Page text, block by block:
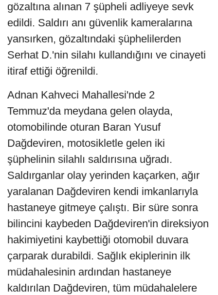
gözaltına alınan 7 şüpheli adliyeye sevk
edildi. Saldırı anı güvenlik kameralarına
yansırken, gözaltındaki şüphelilerden
Serhat D.'nin silahı kullandığını ve cinayeti
itiraf ettiği öğrenildi.
Adnan Kahveci Mahallesi'nde 2
Temmuz'da meydana gelen olayda,
otomobilinde oturan Baran Yusuf
Dağdeviren, motosikletle gelen iki
şüphelinin silahlı saldırısına uğradı.
Saldırganlar olay yerinden kaçarken, ağır
yaralanan Dağdeviren kendi imkanlarıyla
hastaneye gitmeye çalıştı. Bir süre sonra
bilincini kaybeden Dağdeviren'in direksiyon
hakimiyetini kaybettiği otomobil duvara
çarparak durabildi. Sağlık ekiplerinin ilk
müdahalesinin ardından hastaneye
kaldırılan Dağdeviren, tüm müdahalelere